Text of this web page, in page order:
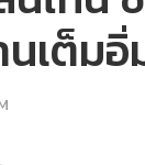
เต็ม